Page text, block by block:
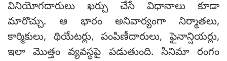
వినియోగదారులు ఖర్చు చేసే విధానాలు కూడా
మారొచ్చు. ఆ భారం అనివార్యంగా నిర్మాతలు,
కార్మికులు, థియేటర్లు, పంపిణీదారులు, ఫైనాన్షియర్లు,
ఇలా మొత్తం వ్యవస్థపై పడుతుంది. సినిమా రంగం